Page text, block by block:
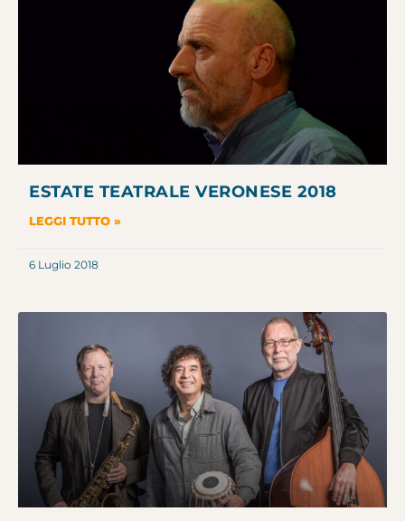
ESTATE TEATRALE VERONESE 2018
LEGGI TUTTO »
6 Luglio 2018